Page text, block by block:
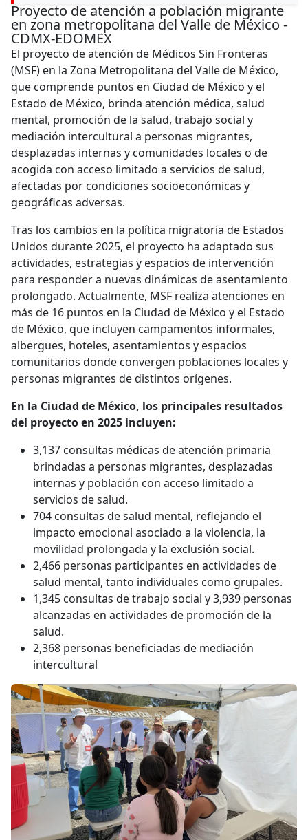
Proyecto de atención a población migrante
en zona metropolitana del Valle de México -
CDMX-EDOMEX
El proyecto de atención de Médicos Sin Fronteras
(MSF) en la Zona Metropolitana del Valle de México,
que comprende puntos en Ciudad de México y el
Estado de México, brinda atención médica, salud
mental, promoción de la salud, trabajo social y
mediación intercultural a personas migrantes,
desplazadas internas y comunidades locales o de
acogida con acceso limitado a servicios de salud,
afectadas por condiciones socioeconómicas y
geográficas adversas.
Tras los cambios en la política migratoria de Estados
Unidos durante 2025, el proyecto ha adaptado sus
actividades, estrategias y espacios de intervención
para responder a nuevas dinámicas de asentamiento
prolongado. Actualmente, MSF realiza atenciones en
más de 16 puntos en la Ciudad de México y el Estado
de México, que incluyen campamentos informales,
albergues, hoteles, asentamientos y espacios
comunitarios donde convergen poblaciones locales y
personas migrantes de distintos orígenes.
En la Ciudad de México, los principales resultados
del proyecto en 2025 incluyen:
3,137 consultas médicas de atención primaria
brindadas a personas migrantes, desplazadas
internas y población con acceso limitado a
servicios de salud.
704 consultas de salud mental, reflejando el
impacto emocional asociado a la violencia, la
movilidad prolongada y la exclusión social.
2,466 personas participantes en actividades de
salud mental, tanto individuales como grupales.
1,345 consultas de trabajo social y 3,939 personas
alcanzadas en actividades de promoción de la
salud.
2,368 personas beneficiadas de mediación
intercultural